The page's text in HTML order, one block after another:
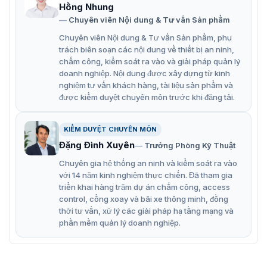
Khóa điện tử vân tay Yale YMG40
Các đặc điểm nổi bật của khóa điện tử
YMG40
Số chìa khóa cơ: 2 chìa cơ cắt CNC
Mã PIN: 30 mã PIN, từ 4-12 ký tự
Phù hợp với cửa gỗ và cửa thép 35-80 mm
Phương thức mở khóa đa dạng.
Thiết kế kéo đẩy Push & Pull hiện đại (nhấn để vào,
kéo để ra).
Cung cấp thông tin rõ ràng về trạng thái và các hoạt
Hồng Nhung
Chuyên viên Nội dung & Tư vấn Sản phẩm
Chuyên viên Nội dung & Tư vấn Sản phẩm, phụ
trách biên soạn các nội dung về thiết bị an ninh,
chấm công, kiểm soát ra vào và giải pháp quản lý
doanh nghiệp. Nội dung được xây dựng từ kinh
nghiệm tư vấn khách hàng, tài liệu sản phẩm và
được kiểm duyệt chuyên môn trước khi đăng tải.
KIỂM DUYỆT CHUYÊN MÔN
Đặng Đình Xuyên
Trưởng Phòng Kỹ Thuật
Chuyên gia hệ thống an ninh và kiểm soát ra vào
với 14 năm kinh nghiệm thực chiến. Đã tham gia
triển khai hàng trăm dự án chấm công, access
control, cổng xoay và bãi xe thông minh, đồng
thời tư vấn, xử lý các giải pháp hạ tầng mạng và
phần mềm quản lý doanh nghiệp.